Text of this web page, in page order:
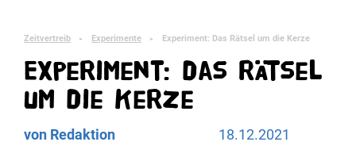
Zeitvertreib ► Experimente ► Experiment: Das Rätsel um die Kerze
Experiment: das Rätsel
um die Kerze
von Redaktion 18.12.2021